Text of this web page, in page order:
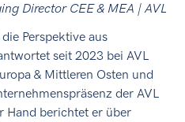
Director CEE & MEA | AVL
Perspektive aus
seit 2023 bei AVL
& Mittleren Osten und
der AVL
Hand berichtet er über